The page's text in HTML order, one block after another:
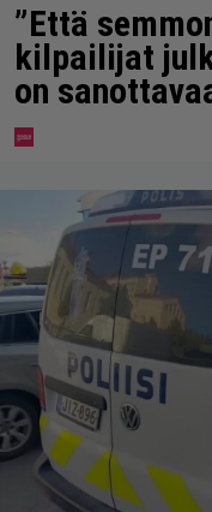
”Että
kilpailijat
on